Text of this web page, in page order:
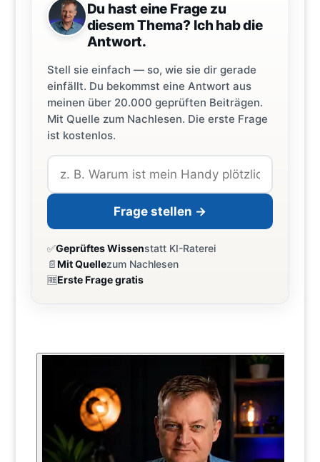
Du hast eine Frage zu
diesem Thema? Ich hab die
Antwort.
Stell sie einfach — so, wie sie dir gerade
einfällt. Du bekommst eine Antwort aus
meinen über 20.000 geprüften Beiträgen.
Mit Quelle zum Nachlesen. Die erste Frage
ist kostenlos.
Frage stellen →
✅Geprüftes Wissenstatt KI-Raterei
📄Mit Quellezum Nachlesen
🆓Erste Frage gratis